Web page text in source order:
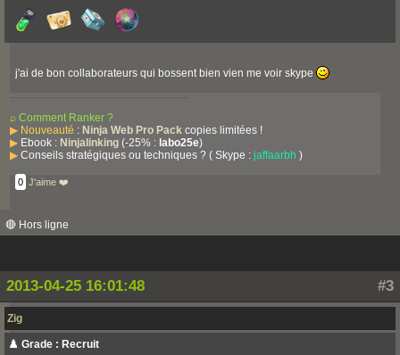
j'ai de bon collaborateurs qui bossent bien vien me voir skype
⌕ Comment Ranker ?
▶ Nouveauté : Ninja Web Pro Pack copies limitées !
▶ Ebook : Ninjalinking (-25% : labo25e)
▶ Conseils stratégiques ou techniques ? ( Skype : jaffaarbh )
0 J'aime ❤️
🔴 Hors ligne
#3
2013-04-25 16:01:48
Zig
♟️ Grade : Recruit